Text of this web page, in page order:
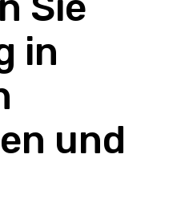
in
und